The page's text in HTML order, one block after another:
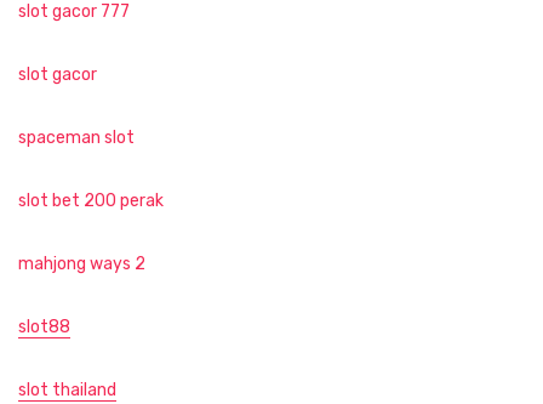
slot gacor 777
slot gacor
spaceman slot
slot bet 200 perak
mahjong ways 2
slot88
slot thailand